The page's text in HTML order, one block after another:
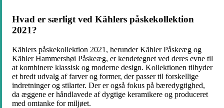
Hvad er særligt ved Kählers påskekollektion
2021?
Kählers påskekollektion 2021, herunder Kähler Påskeæg og
Kähler Hammershøi Påskeæg, er kendetegnet ved deres evne til
at kombinere klassisk og moderne design. Kollektionen tilbyder
et bredt udvalg af farver og former, der passer til forskellige
indretninger og stilarter. Der er også fokus på bæredygtighed,
da æggene er håndlavede af dygtige keramikere og produceret
med omtanke for miljøet.